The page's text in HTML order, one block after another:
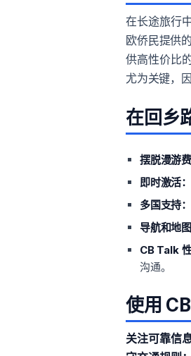
在长途旅行
欧侨民提供
供高性价比
尤为关键，
在回乡
摆脱漫游费
即时激活：
多国支持：
导航和地图
CB Talk 性
沟通。
使用
关注可靠信息